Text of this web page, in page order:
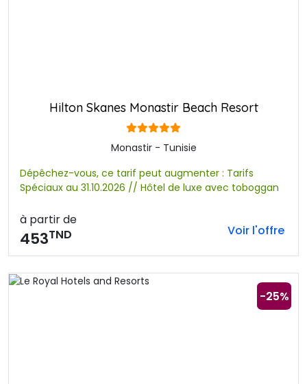
Hilton Skanes Monastir Beach Resort
Monastir - Tunisie
Dépêchez-vous, ce tarif peut augmenter : Tarifs
Spéciaux au 31.10.2026 // Hôtel de luxe avec toboggan
à partir de
453TND Voir l'offre
-25%